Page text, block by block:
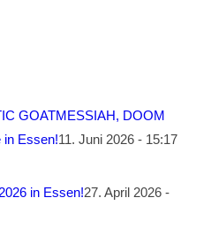
GOATMESSIAH, DOOM
Essen!11. Juni 2026 - 15:17
in Essen!27. April 2026 -